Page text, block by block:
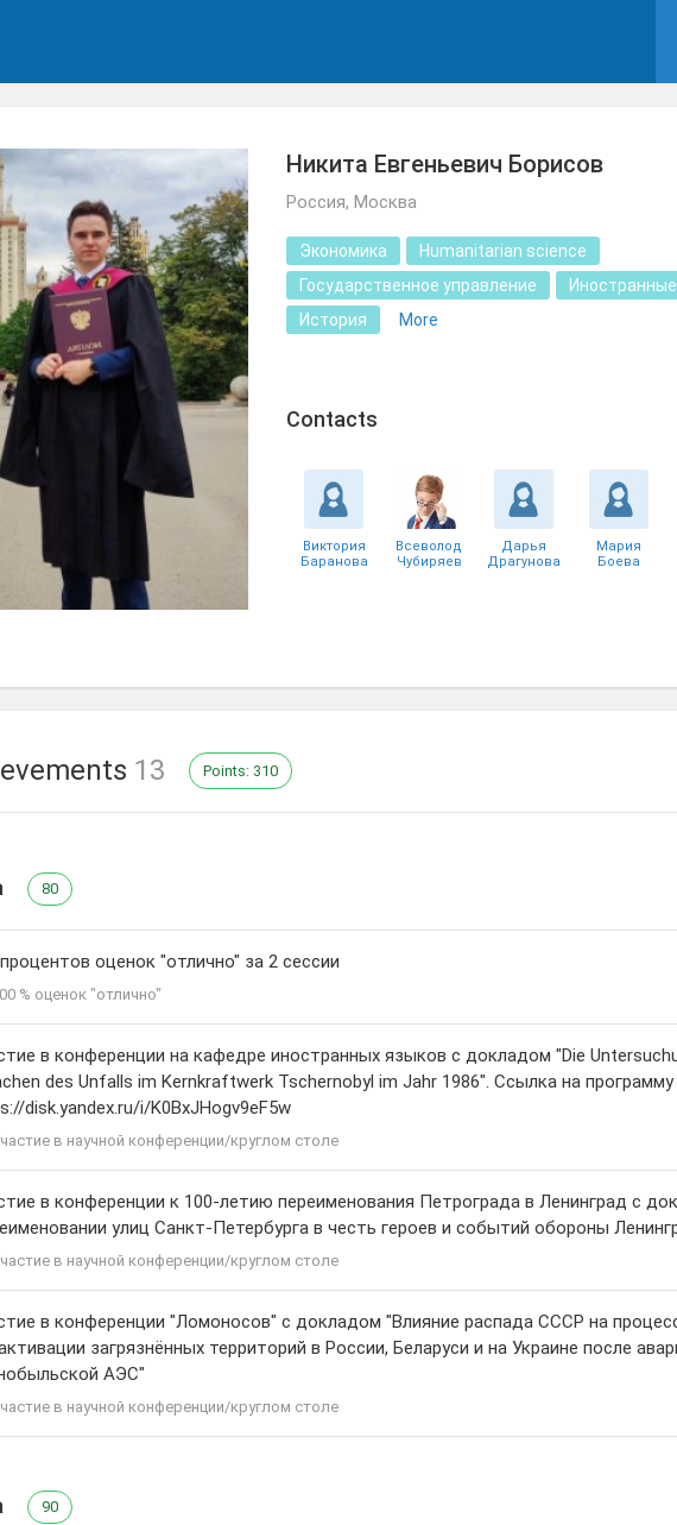
Никита Евгеньевич Борисов
Россия, Москва
Экономика
Humanitarian science
Государственное управление
История
More
Сontacts
Виктория
Баранова
Всеволод
Чубиряев
Дарья
Драгунова
Мария
Боева
13 Points: 310
80
оценок "отлично" за 2 сессии
% оценок "отлично"
в конференции на кафедре иностранных языков с докладом "Die
des Unfalls im Kernkraftwerk Tschernobyl im Jahr 1986". Ссылка на
disk.yandex.ru/i/K0BxJHogv9eF5w
в научной конференции/круглом столе
в конференции к 100-летию переименования Петрограда в Ленинград с
улиц Санкт-Петербурга в честь героев и событий обороны
в научной конференции/круглом столе
в конференции "Ломоносов" с докладом "Влияние распада СССР на
загрязнённых территорий в России, Беларуси и на Украине после
АЭС"
в научной конференции/круглом столе
90